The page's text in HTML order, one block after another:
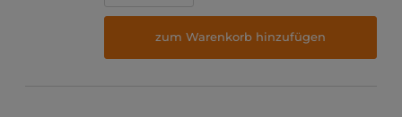
zum Warenkorb hinzufügen